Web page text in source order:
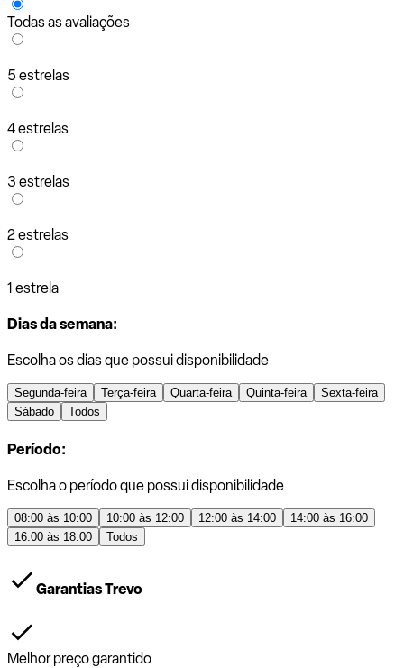
Todas as avaliações
5 estrelas
4 estrelas
3 estrelas
2 estrelas
1 estrela
Dias da semana:
Escolha os dias que possui disponibilidade
Segunda-feira Terça-feira Quarta-feira Quinta-feira
Sexta-feira
Sábado
Todos
Período:
Escolha o período que possui disponibilidade
08:00 às 10:00 10:00 às 12:00 12:00 às 14:00
14:00 às 16:00
16:00 às 18:00
Todos
Garantias Trevo
Melhor preço garantido